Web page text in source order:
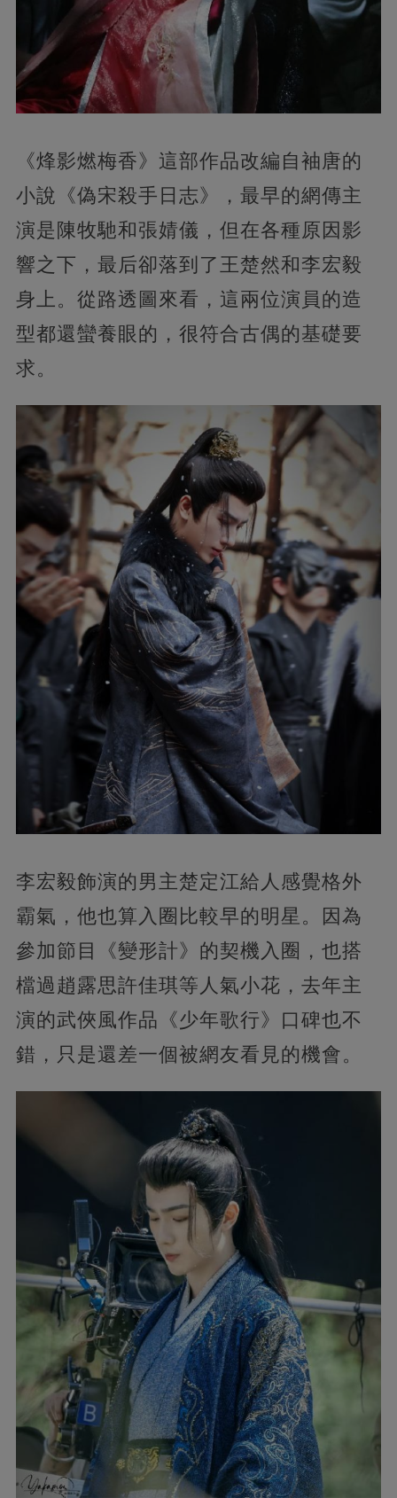
《烽影燃梅香》這部作品改編自袖唐的
小說《偽宋殺手日志》，最早的網傳主
演是陳牧馳和張婧儀，但在各種原因影
響之下，最后卻落到了王楚然和李宏毅
身上。從路透圖來看，這兩位演員的造
型都還蠻養眼的，很符合古偶的基礎要
求。
李宏毅飾演的男主楚定江給人感覺格外
霸氣，他也算入圈比較早的明星。因為
參加節目《變形計》的契機入圈，也搭
檔過趙露思許佳琪等人氣小花，去年主
演的武俠風作品《少年歌行》口碑也不
錯，只是還差一個被網友看見的機會。